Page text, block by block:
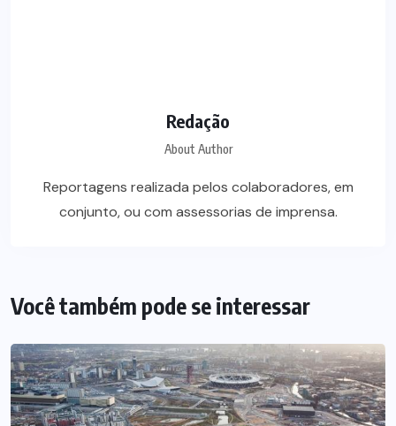
Redação
About Author
Reportagens realizada pelos colaboradores, em
conjunto, ou com assessorias de imprensa.
Você também pode se interessar